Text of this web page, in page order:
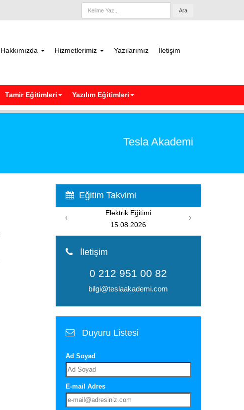
Ara
Hakkımızda Hizmetlerimiz Yazılarımız İletişim
Tamir Eğitimleri Yazılım Eğitimleri
Tesla Akademi
Eğitim Takvimi
PIC Programlama Eğitimi
‹ ›
İletişim
0 212 951 00 82
bilgi@teslaakademi.com
Duyuru Listesi
Ad Soyad
E-mail Adres